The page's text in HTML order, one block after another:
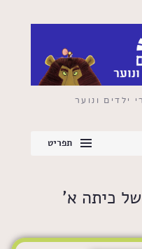
ילדים ונוער
תפריט
של כיתה א'